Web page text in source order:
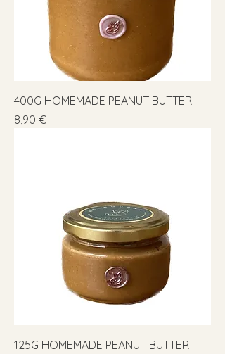
400G HOMEMADE PEANUT BUTTER
Precio
8,90 €
125G HOMEMADE PEANUT BUTTER